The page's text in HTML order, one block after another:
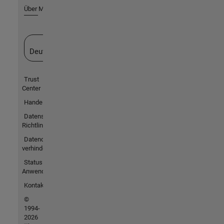
Über MathWorks
Deutschland
Trust
Center
Handelsmarken
Datenschutz-
Richtlinien
Datendiebstahl
verhindern
Status von
Anwendungen
Kontakt
©
1994-
2026